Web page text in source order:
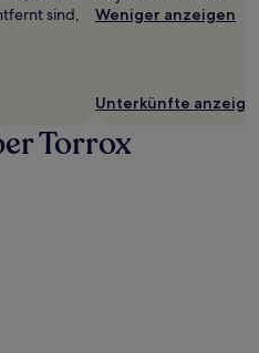
sind,
Weniger anzeigen
Unterkünfte
Torrox